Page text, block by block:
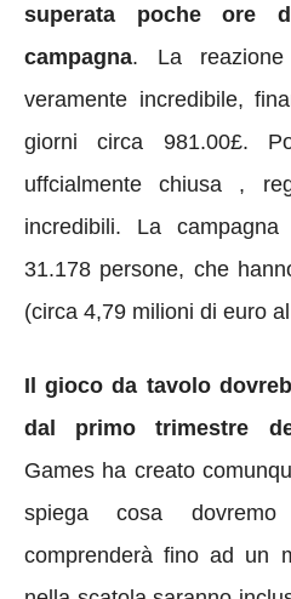
superata poche ore
campagna. La
veramente incredibile,
giorni circa 981.00£.
uffcialmente chiusa ,
incredibili. La
31.178 persone, che
(circa 4,79 milioni di euro
Il gioco da tavolo
dal primo trimestre
Games ha creato
spiega cosa
comprenderà fino ad un